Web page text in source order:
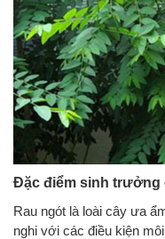
Đặc điểm sinh trưởng
Rau ngót là loài cây ưa
nghi với các điều kiện